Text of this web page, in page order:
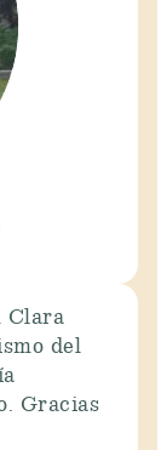
Clara
del
Gracias